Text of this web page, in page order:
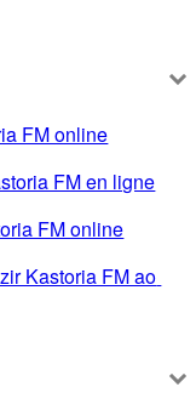
FM online
FM en ligne
FM online
Kastoria FM ao